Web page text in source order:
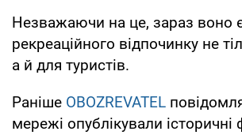
Незважаючи на це, зараз воно
рекреаційного відпочинку не
а й для туристів.
Раніше OBOZREVATEL
мережі опублікували історичні